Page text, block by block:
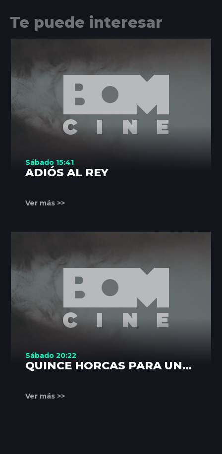
Te puede interesar
Sábado 15:41
ADIÓS AL REY
Ver más >>
Sábado 20:22
QUINCE HORCAS PARA UN
Ver más >>